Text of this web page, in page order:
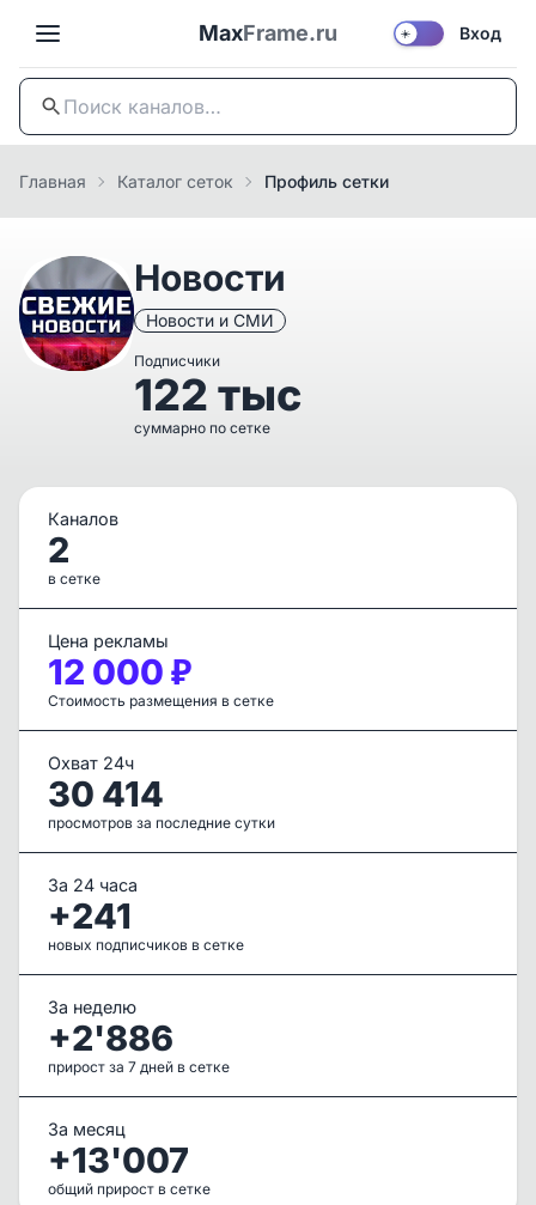
MaxFrame.ru ☀️ Вход
Главная Каталог сеток Профиль сетки
Новости
Новости и СМИ
Подписчики
122 тыс
суммарно по сетке
Каналов
2
в сетке
Цена рекламы
12 000 ₽
Стоимость размещения в сетке
Охват 24ч
30 414
просмотров за последние сутки
За 24 часа
+241
новых подписчиков в сетке
За неделю
+2'886
прирост за 7 дней в сетке
За месяц
+13'007
общий прирост в сетке